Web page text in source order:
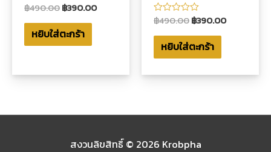
ให้
0
ตั้งแต่
5
฿490.00฿390.00
หยิบใส่ตะกร้า
ให้
0
ตั้งแต่
5
฿490.00฿390.00
หยิบใส่ตะกร้า
สงวนลิขสิทธิ์ © 2026 Krobpha